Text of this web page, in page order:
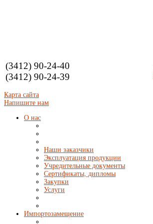
(3412) 90-24-40
(3412) 90-24-39
Карта сайта
Напишите нам
О нас
Наши заказчики
Эксплуатация продукции
Учредительные документы
Сертификаты, дипломы
Закупки
Услуги
Импортозамещение